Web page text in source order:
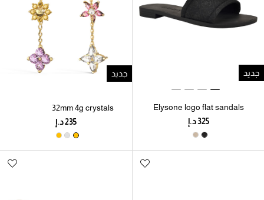
جديد
Elysone logo flat sandals
⁦325⁩ د.إ
جديد
32mm 4g crystals